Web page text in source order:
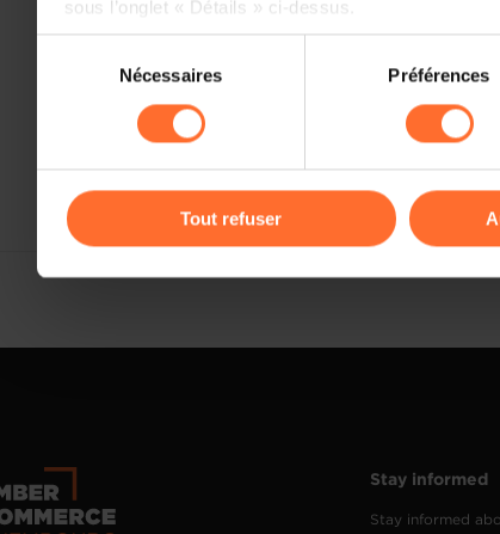
sous l’onglet « Détails » ci-dessus.
Il est précisé que la navigation sur le site et
cas de refus de tous les cookies ou des cookies
gauche de chaque page.
consentement
Nécessaires Préférences
Tout refuser
Stay informed
Stay informed